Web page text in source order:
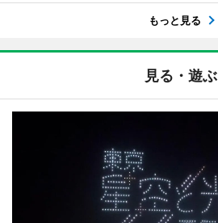
もっと見る
見る・遊ぶ